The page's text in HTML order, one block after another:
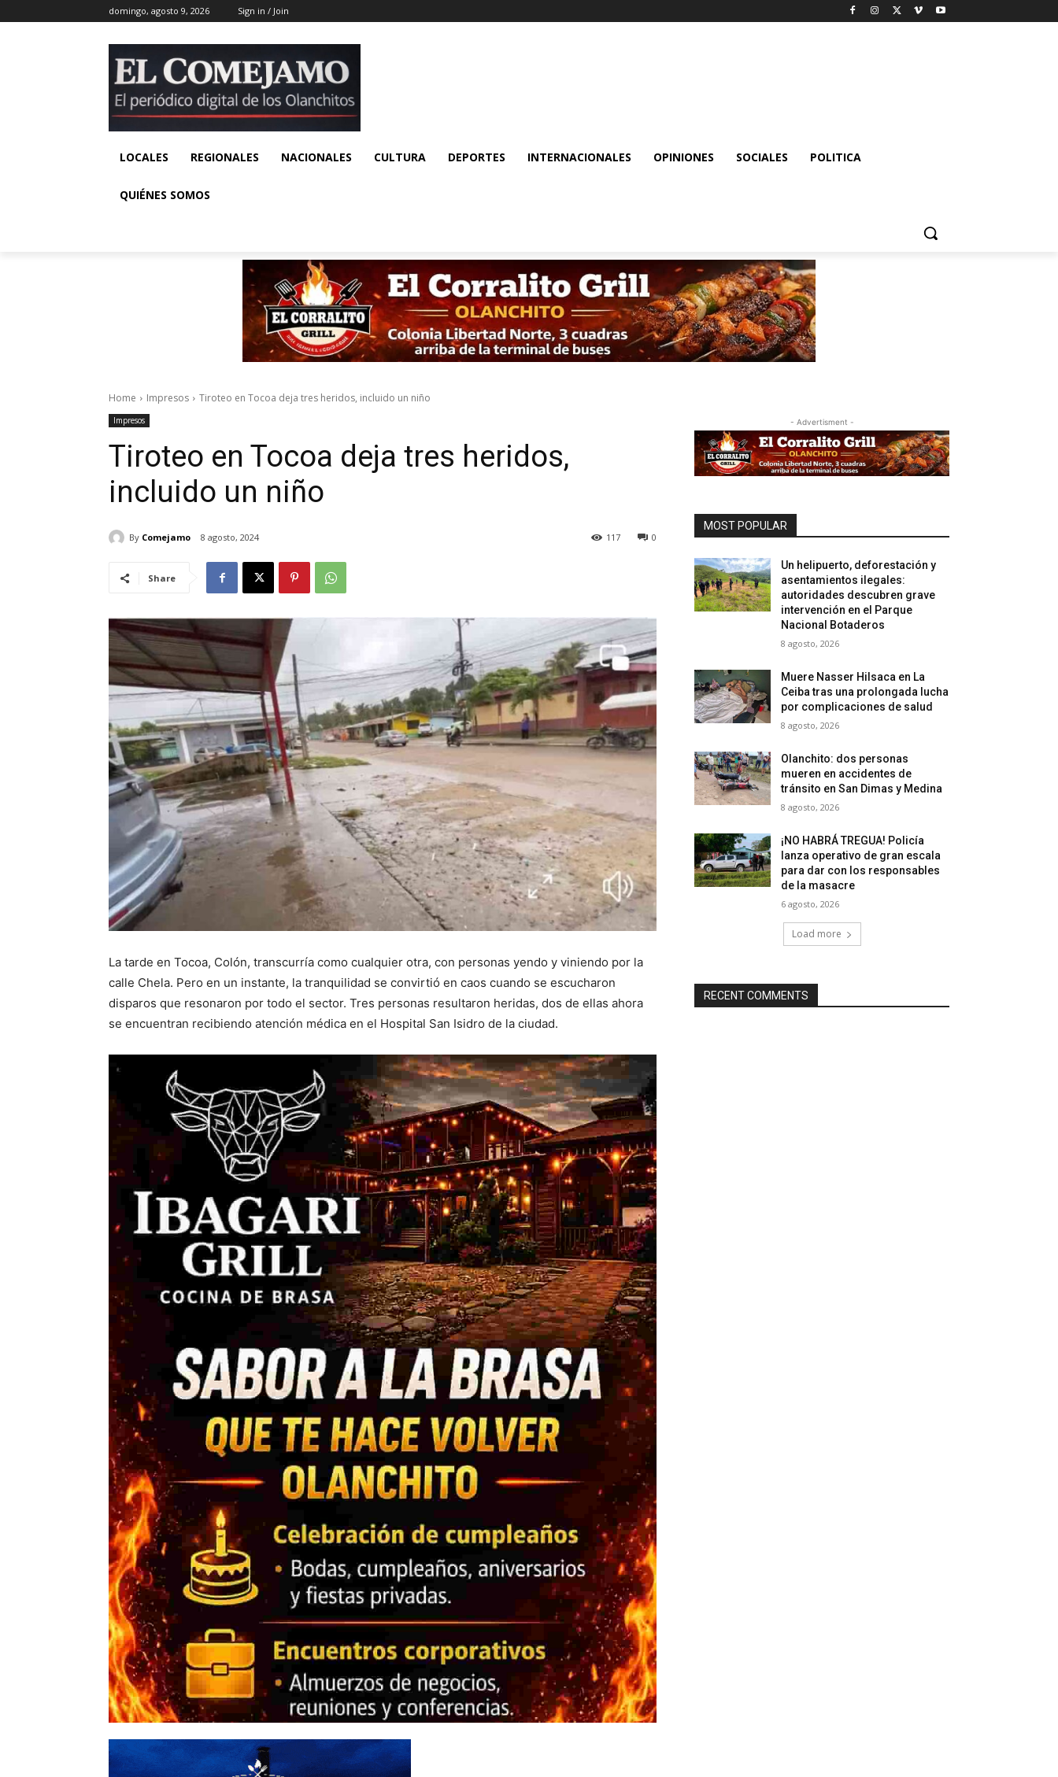
domingo, agosto 9, 2026 Sign in / Join
LOCALES REGIONALES NACIONALES CULTURA DEPORTES INTERNACIONALES OPINIONES SOCIALES POLITICA
QUIÉNES SOMOS
Home Impresos Tiroteo en Tocoa deja tres heridos, incluido un niño
Impresos
Tiroteo en Tocoa deja tres heridos,
incluido un niño
By Comejamo 8 agosto, 2024 0
117
Share
La tarde en Tocoa, Colón, transcurría como cualquier otra, con personas yendo y viniendo por la
calle Chela. Pero en un instante, la tranquilidad se convirtió en caos cuando se escucharon
disparos que resonaron por todo el sector. Tres personas resultaron heridas, dos de ellas ahora
se encuentran recibiendo atención médica en el Hospital San Isidro de la ciudad.
- Advertisment -
MOST POPULAR
Un helipuerto, deforestación y
asentamientos ilegales:
autoridades descubren grave
intervención en el Parque
Nacional Botaderos
8 agosto, 2026
Muere Nasser Hilsaca en La
Ceiba tras una prolongada lucha
por complicaciones de salud
8 agosto, 2026
Olanchito: dos personas
mueren en accidentes de
tránsito en San Dimas y Medina
8 agosto, 2026
¡NO HABRÁ TREGUA! Policía
lanza operativo de gran escala
para dar con los responsables
de la masacre
6 agosto, 2026
Load more
RECENT COMMENTS